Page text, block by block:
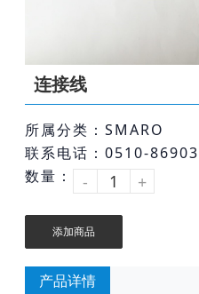
连接线
所属分类：SMARO
联系电话：0510-
数量：
- +
添加商品
产品详情